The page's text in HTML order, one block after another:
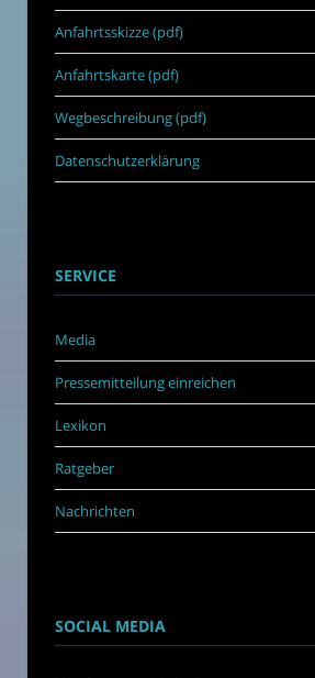
Anfahrtsskizze (pdf)
Anfahrtskarte (pdf)
Wegbeschreibung (pdf)
Datenschutzerklärung
SERVICE
Media
Pressemitteilung einreichen
Lexikon
Ratgeber
Nachrichten
SOCIAL MEDIA